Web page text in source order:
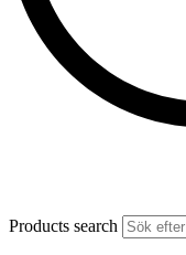
Products search